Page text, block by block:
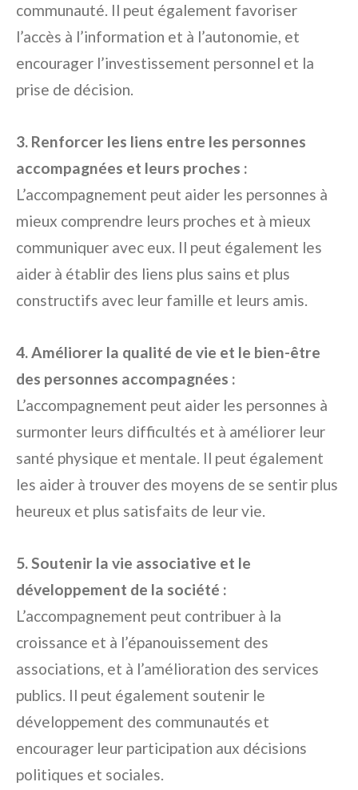
communauté. Il peut également favoriser
l’accès à l’information et à l’autonomie, et
encourager l’investissement personnel et la
prise de décision.
3. Renforcer les liens entre les personnes
accompagnées et leurs proches :
L’accompagnement peut aider les personnes à
mieux comprendre leurs proches et à mieux
communiquer avec eux. Il peut également les
aider à établir des liens plus sains et plus
constructifs avec leur famille et leurs amis.
4. Améliorer la qualité de vie et le bien-être
des personnes accompagnées :
L’accompagnement peut aider les personnes à
surmonter leurs difficultés et à améliorer leur
santé physique et mentale. Il peut également
les aider à trouver des moyens de se sentir plus
heureux et plus satisfaits de leur vie.
5. Soutenir la vie associative et le
développement de la société :
L’accompagnement peut contribuer à la
croissance et à l’épanouissement des
associations, et à l’amélioration des services
publics. Il peut également soutenir le
développement des communautés et
encourager leur participation aux décisions
politiques et sociales.